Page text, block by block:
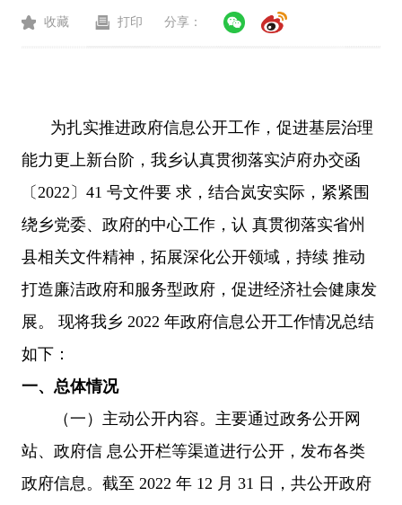
收藏 打印 分享：
为扎实推进政府信息公开工作，促进基层治理
能力更上新台阶，我乡认真贯彻落实泸府办交函
〔2022〕41 号文件要 求，结合岚安实际，紧紧围
绕乡党委、政府的中心工作，认 真贯彻落实省州
县相关文件精神，拓展深化公开领域，持续 推动
打造廉洁政府和服务型政府，促进经济社会健康发
展。 现将我乡 2022 年政府信息公开工作情况总结
如下：
一、总体情况
（一）主动公开内容。主要通过政务公开网
站、政府信 息公开栏等渠道进行公开，发布各类
政府信息。截至 2022 年 12 月 31 日，共公开政府